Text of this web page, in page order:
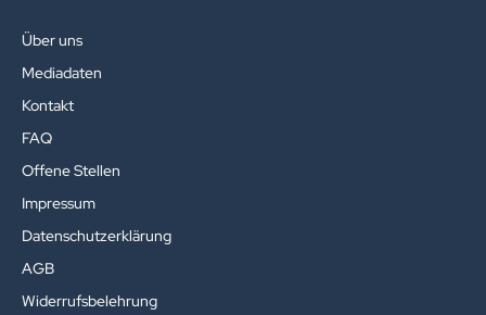
Über uns
Mediadaten
Kontakt
FAQ
Offene Stellen
Impressum
Datenschutzerklärung
AGB
Widerrufsbelehrung